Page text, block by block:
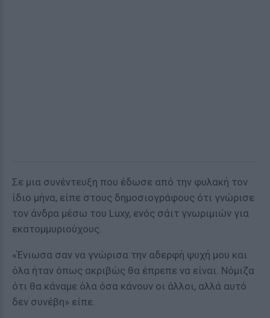
Σε μια συνέντευξη που έδωσε από την φυλακή τον
ίδιο μήνα, είπε στους δημοσιογράφους ότι γνώρισε
τον άνδρα μέσω του Luxy, ενός σάιτ γνωριμιών για
εκατομμυριούχους.
«Ένιωσα σαν να γνώρισα την αδερφή ψυχή μου και
όλα ήταν όπως ακριβώς θα έπρεπε να είναι. Νόμιζα
ότι θα κάναμε όλα όσα κάνουν οι άλλοι, αλλά αυτό
δεν συνέβη» είπε.